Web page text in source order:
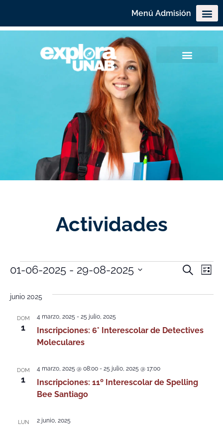
Menú Admisión
Actividades
de
y
Buscar
Lista
01-06-2025 - 29-08-2025
fecha.
junio 2025
DOM
1
Inscripciones: 6° Interescolar de Detectives
Moleculares
4 marzo, 2025 - 25 julio, 2025
DOM
1
Inscripciones: 11º Interescolar de Spelling
Bee Santiago
4 marzo, 2025 @ 08:00- 25 julio, 2025 @ 17:00
LUN 2 junio, 2025